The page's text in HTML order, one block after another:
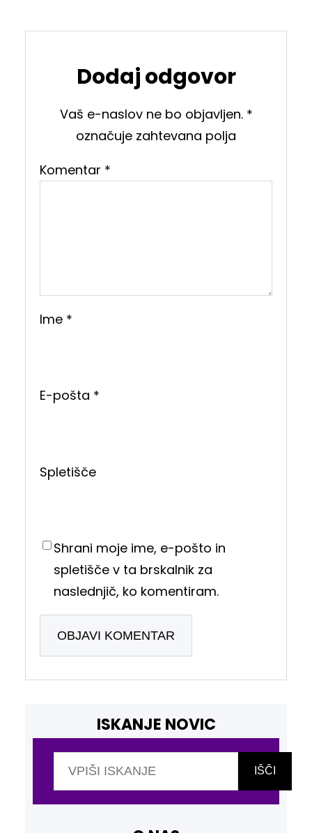
Dodaj odgovor
Vaš e-naslov ne bo objavljen. *
označuje zahtevana polja
Komentar *
Ime *
E-pošta *
Spletišče
Shrani moje ime, e-pošto in
spletišče v ta brskalnik za
naslednjič, ko komentiram.
ISKANJE NOVIC
IŠČI